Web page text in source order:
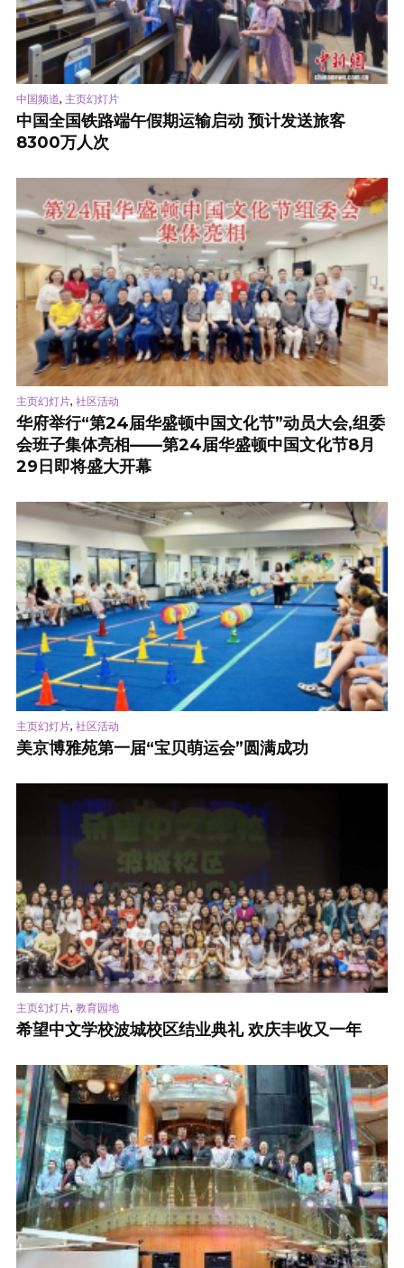
中国频道, 主页幻灯片
中国全国铁路端午假期运输启动 预计发送旅客
8300万人次
主页幻灯片, 社区活动
华府举行“第24届华盛顿中国文化节”动员大会,组委
会班子集体亮相——第24届华盛顿中国文化节8月
29日即将盛大开幕
主页幻灯片, 社区活动
美京博雅苑第一届“宝贝萌运会”圆满成功
主页幻灯片, 教育园地
希望中文学校波城校区结业典礼 欢庆丰收又一年